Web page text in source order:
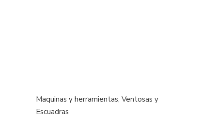
Maquinas y herramientas, Ventosas y
Escuadras